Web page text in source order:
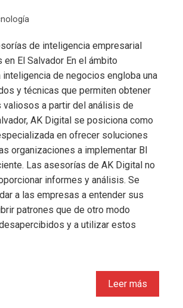
de inteligencia empresarial
en El Salvador En el ámbito
inteligencia de negocios engloba una
y técnicas que permiten obtener
valiosos a partir del análisis de
AK Digital se posiciona como
en ofrecer soluciones
organizaciones a implementar BI
Las asesorías de AK Digital no
informes y análisis. Se
a las empresas a entender sus
patrones que de otro modo
y a utilizar estos
Leer más